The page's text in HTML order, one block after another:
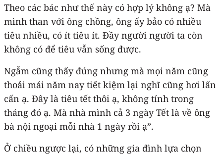
Theo các bác như thế này có hợp lý không ạ? Mà
mình than với ông chồng, ông ấy bảo có nhiều
tiêu nhiều, có ít tiêu ít. Đầy người người ta còn
không có để tiêu vẫn sống được.
Ngẫm cũng thấy đúng nhưng mà mọi năm cũng
thoải mái năm nay tiết kiệm lại nghĩ cũng hơi lấn
cấn ạ. Đây là tiêu tết thôi ạ, không tính trong
tháng đó ạ. Mà nhà mình cả 3 ngày Tết là về ông
bà nội ngoại mỗi nhà 1 ngày rồi ạ”.
Ở chiều ngược lại, có những gia đình lựa chọn